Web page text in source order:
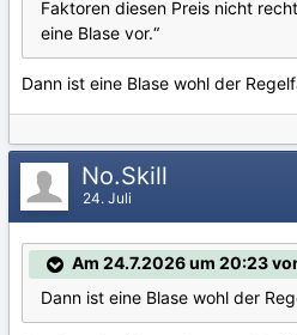
Faktoren diesen Preis nicht
eine Blase vor.“
Dann ist eine Blase wohl der
No.Skill
24. Juli
Am 24.7.2026 um 20:23
Dann ist eine Blase wohl der